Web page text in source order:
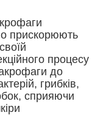
прискорюють
процесу
до
грибків,
сприяючи